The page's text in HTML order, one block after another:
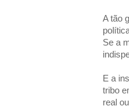
A tão
Se a
E a
tribo
real